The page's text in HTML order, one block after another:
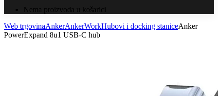
Nema proizvoda u košarici
Web trgovinaAnkerAnkerWorkHubovi i docking staniceAnker
PowerExpand 8u1 USB-C hub